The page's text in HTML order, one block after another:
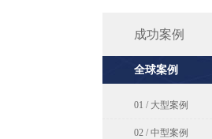
成功案例
全球案例
01 / 大型案例
02 / 中型案例